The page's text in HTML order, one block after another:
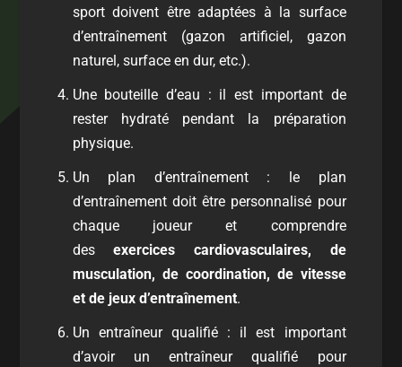
sport doivent être adaptées à la surface
d’entraînement (gazon artificiel, gazon
naturel, surface en dur, etc.).
Une bouteille d’eau : il est important de
rester hydraté pendant la préparation
physique.
Un plan d’entraînement : le plan
d’entraînement doit être personnalisé pour
chaque joueur et comprendre
desexercices cardiovasculaires, de
musculation, de coordination, de vitesse
et de jeux d’entraînement.
Un entraîneur qualifié : il est important
d’avoir un entraîneur qualifié pour